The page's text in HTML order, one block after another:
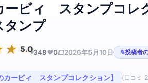
ービィ スタンプコレ
タンプ
5.0348 0 2026年5月10日 投稿者
カービィ スタンプコレクション】 (口コミ